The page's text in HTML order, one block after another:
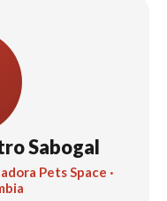
Sabogal
Pets Space ·